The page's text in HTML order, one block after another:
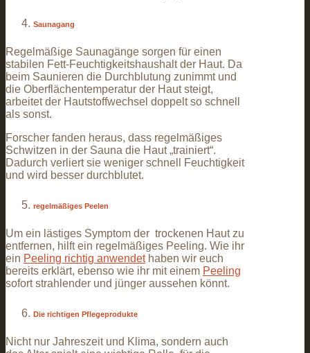
Saunagang
Regelmäßige Saunagänge sorgen für einen
stabilen Fett-Feuchtigkeitshaushalt der Haut. Da
beim Saunieren die Durchblutung zunimmt und
die Oberflächentemperatur der Haut steigt,
arbeitet der Hautstoffwechsel doppelt so schnell
als sonst.
Forscher fanden heraus, dass regelmäßiges
Schwitzen in der Sauna die Haut „trainiert“.
Dadurch verliert sie weniger schnell Feuchtigkeit
und wird besser durchblutet.
regelmäßiges Peelen
Um ein lästiges Symptom der trockenen Haut zu
entfernen, hilft ein regelmäßiges Peeling. Wie ihr
ein Peeling richtig anwendethaben wir euch
bereits erklärt, ebenso wie ihr mit einem Peeling
sofort strahlender und jünger aussehen könnt.
Die richtigen Pflegeprodukte
Nicht nur Jahreszeit und Klima, sondern auch